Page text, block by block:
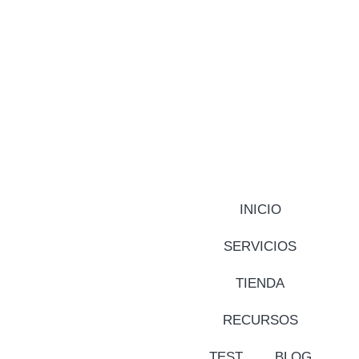
INICIO
SERVICIOS
TIENDA
RECURSOS